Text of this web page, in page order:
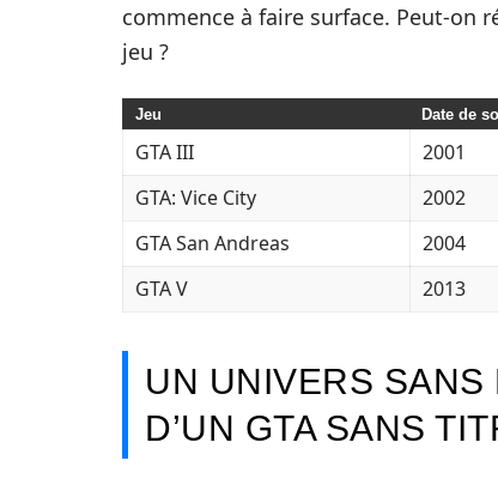
commence à faire surface. Peut-on
jeu ?
Jeu Date de
GTA III 2001
GTA: Vice City
2002
GTA San Andreas
2004
GTA V
2013
UN UNIVERS SANS
D’UN GTA SANS